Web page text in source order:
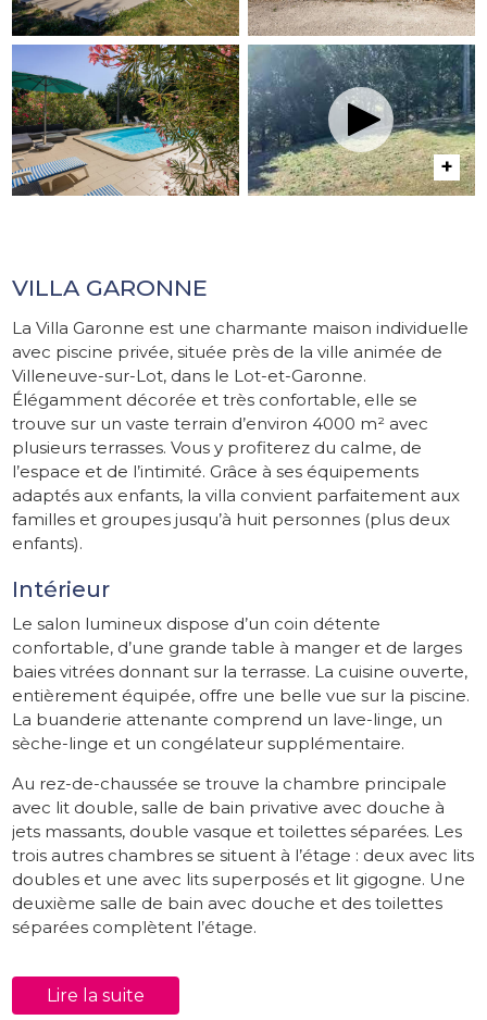
VILLA GARONNE
La Villa Garonne est une charmante maison individuelle
avec piscine privée, située près de la ville animée de
Villeneuve-sur-Lot, dans le Lot-et-Garonne.
Élégamment décorée et très confortable, elle se
trouve sur un vaste terrain d’environ 4000 m² avec
plusieurs terrasses. Vous y profiterez du calme, de
l’espace et de l’intimité. Grâce à ses équipements
adaptés aux enfants, la villa convient parfaitement aux
familles et groupes jusqu’à huit personnes (plus deux
enfants).
Intérieur
Le salon lumineux dispose d’un coin détente
confortable, d’une grande table à manger et de larges
baies vitrées donnant sur la terrasse. La cuisine ouverte,
entièrement équipée, offre une belle vue sur la piscine.
La buanderie attenante comprend un lave-linge, un
sèche-linge et un congélateur supplémentaire.
Au rez-de-chaussée se trouve la chambre principale
avec lit double, salle de bain privative avec douche à
jets massants, double vasque et toilettes séparées. Les
trois autres chambres se situent à l’étage : deux avec lits
doubles et une avec lits superposés et lit gigogne. Une
deuxième salle de bain avec douche et des toilettes
séparées complètent l’étage.
Extérieur
Autour de la villa, plusieurs terrasses avec coin repas et
Lire la suite